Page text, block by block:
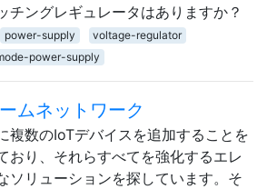
チングレギュレータはありますか？
power-supply
voltage-regulator
power-supply
ムネットワーク
複数のIoTデバイスを追加することを
おり、それらすべてを強化するエレ
ソリューションを探しています。そ